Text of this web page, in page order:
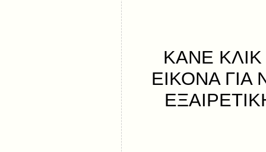
ΚΑΝΕ
ΕΙΚΟΝΑ ΓΙΑ